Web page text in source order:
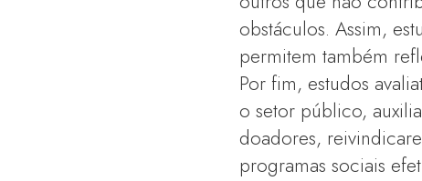
obstáculos. Assim,
permitem também
Por fim, estudos
o setor público,
doadores,
programas sociais